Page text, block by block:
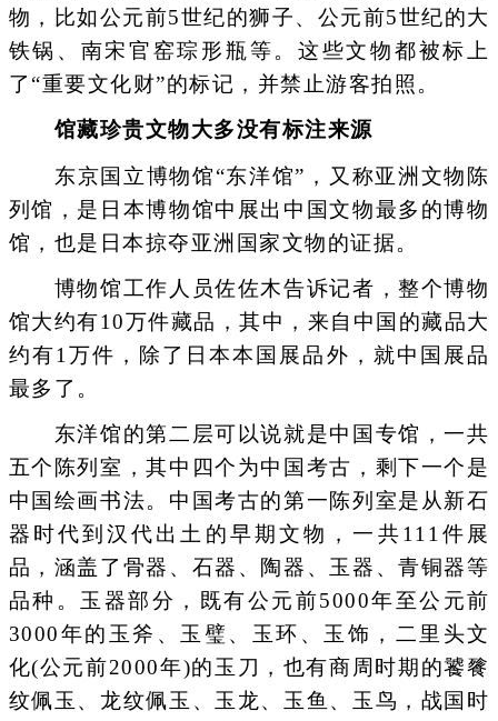
物，比如公元前5世纪的狮子、公元前5世纪的大
铁锅、南宋官窑琮形瓶等。这些文物都被标上
了“重要文化财”的标记，并禁止游客拍照。
馆藏珍贵文物大多没有标注来源
东京国立博物馆“东洋馆”，又称亚洲文物陈
列馆，是日本博物馆中展出中国文物最多的博物
馆，也是日本掠夺亚洲国家文物的证据。
博物馆工作人员佐佐木告诉记者，整个博物
馆大约有10万件藏品，其中，来自中国的藏品大
约有1万件，除了日本本国展品外，就中国展品
最多了。
东洋馆的第二层可以说就是中国专馆，一共
五个陈列室，其中四个为中国考古，剩下一个是
中国绘画书法。中国考古的第一陈列室是从新石
器时代到汉代出土的早期文物，一共111件展
品，涵盖了骨器、石器、陶器、玉器、青铜器等
品种。玉器部分，既有公元前5000年至公元前
3000年的玉斧、玉璧、玉环、玉饰，二里头文
化(公元前2000年)的玉刀，也有商周时期的饕餮
纹佩玉、龙纹佩玉、玉龙、玉鱼、玉鸟，战国时